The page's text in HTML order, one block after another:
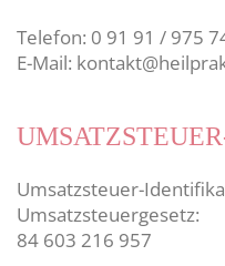
Telefon: 0 91 91 / 975
E-Mail:
Umsatzsteuer-
Umsatzsteuergesetz:
84 603 216 957